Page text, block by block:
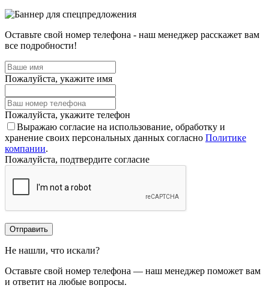
Оставьте свой номер телефона - наш менеджер расскажет вам
все подробности!
Пожалуйста, укажите имя
Пожалуйста, укажите телефон
Выражаю согласие на использование, обработку и
хранение своих персональных данных согласно Политике
компании.
Пожалуйста, подтвердите согласие
Отправить
Не нашли, что искали?
Оставьте свой номер телефона — наш менеджер поможет вам
и ответит на любые вопросы.